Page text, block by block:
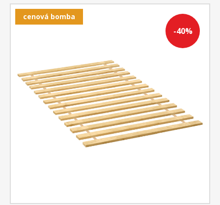
-40%
cenová bomba